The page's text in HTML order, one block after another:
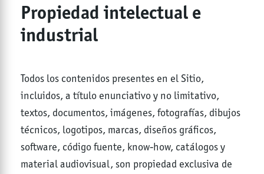
Propiedad intelectual e
industrial
Todos los contenidos presentes en el Sitio,
incluidos, a título enunciativo y no limitativo,
textos, documentos, imágenes, fotografías, dibujos
técnicos, logotipos, marcas, diseños gráficos,
software, código fuente, know-how, catálogos y
material audiovisual, son propiedad exclusiva de